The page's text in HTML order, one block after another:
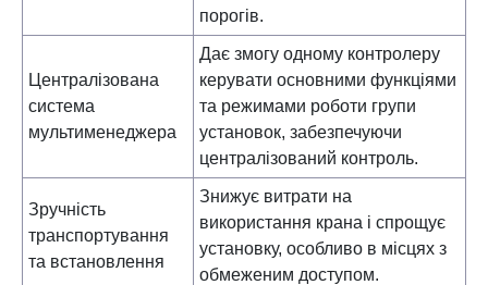
порогів.
Централізована
система
мультименеджера
Дає змогу одному контролеру
керувати основними функціями
та режимами роботи групи
установок, забезпечуючи
централізований контроль.
Зручність
транспортування
та встановлення
Знижує витрати на
використання крана і спрощує
установку, особливо в місцях з
обмеженим доступом.